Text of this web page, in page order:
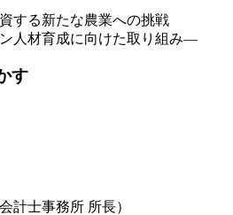
する新たな農業への挑戦
人材育成に向けた取り組み―
す
士事務所 所長）